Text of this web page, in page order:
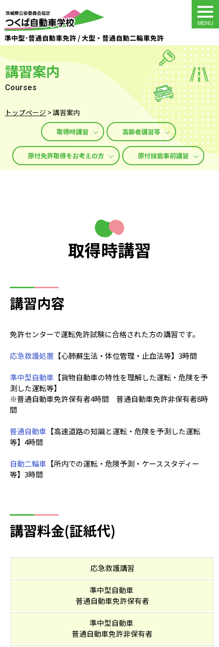
準中型･普通自動車免許 / 大型・普通自動二輪車免許
講習案内
Courses
トップページ >講習案内
取得時講習 高齢者講習等
原付免許取得をお考えの方 原付技能事前講習
取得時講習
講習内容
免許センターで運転免許試験に合格された方の講習です。
応急救護処置 【心肺蘇生法・体位管理・止血法等】3時間
準中型自動車 【貨物自動車の特性を理解した運転・危険を予
測した運転等】
※普通自動車免許保有者4時間 普通自動車免許非保有者8時
間
普通自動車 【高速道路の知識と運転・危険を予測した運転
等】4時間
自動二輪車 【所内での運転・危険予測・ケーススタディー
等】3時間
講習料金(証紙代)
応急救護講習
準中型自動車
普通自動車免許保有者
準中型自動車
普通自動車免許非保有者